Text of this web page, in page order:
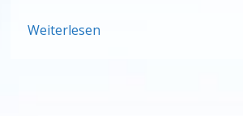
Weiterlesen